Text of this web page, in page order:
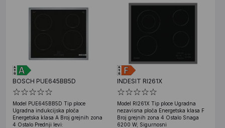
BOSCH PUE645BB5D
Model PUE645BB5D Tip ploce
Ugradna indukcijska ploča
Energetska klasa A Broj grejnih zona
4 Ostalo Prednji levi:
INDESIT RI261X
Model RI261X Tip ploce Ugradna
nezavisna ploča Energetska klasa F
Broj grejnih zona 4 Ostalo Snaga
6200 W; Sigurnosni